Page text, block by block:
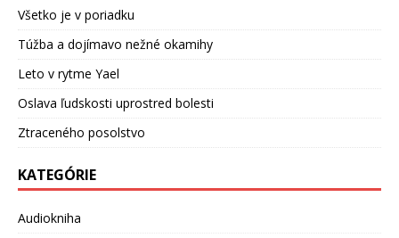
Všetko je v poriadku
Túžba a dojímavo nežné okamihy
Leto v rytme Yael
Oslava ľudskosti uprostred bolesti
Ztraceného posolstvo
KATEGÓRIE
Audiokniha